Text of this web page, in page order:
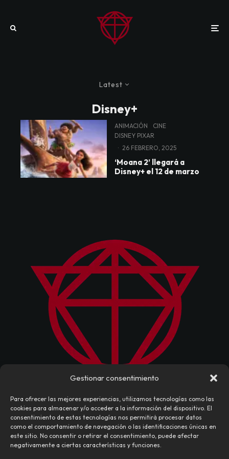
Gestionar consentimiento
Para ofrecer las mejores experiencias, utilizamos tecnologías como las
cookies para almacenar y/o acceder a la información del dispositivo. El
consentimiento de estas tecnologías nos permitirá procesar datos
como el comportamiento de navegación o las identificaciones únicas en
este sitio. No consentir o retirar el consentimiento, puede afectar
negativamente a ciertas características y funciones.
Latest
Disney+
ANIMACIÓN
CINE
DISNEY PIXAR
· 26 FEBRERO, 2025
‘Moana 2’ llegará a
Disney+ el 12 de marzo